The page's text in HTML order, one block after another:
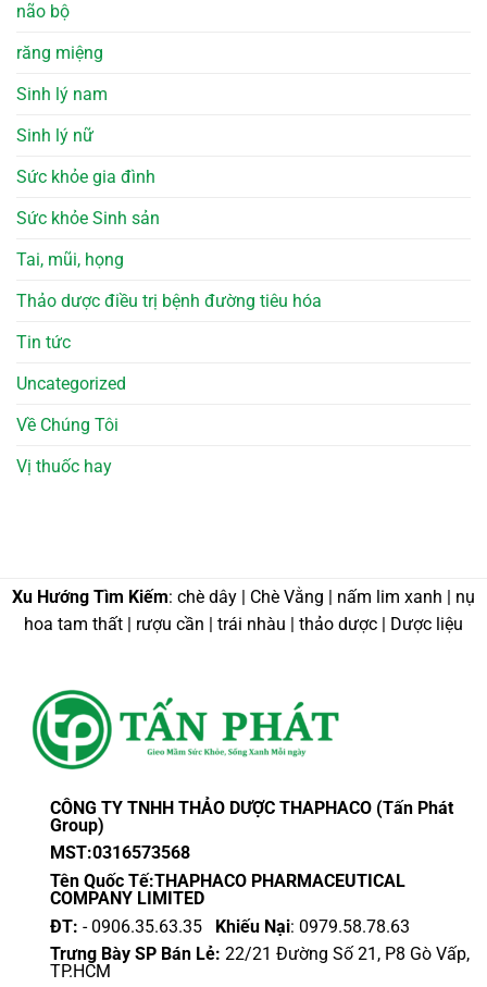
não bộ
răng miệng
Sinh lý nam
Sinh lý nữ
Sức khỏe gia đình
Sức khỏe Sinh sản
Tai, mũi, họng
Thảo dược điều trị bệnh đường tiêu hóa
Tin tức
Uncategorized
Về Chúng Tôi
Vị thuốc hay
Xu Hướng Tìm Kiếm: chè dây | Chè Vằng | nấm lim xanh | nụ
hoa tam thất | rượu cần | trái nhàu | thảo dược | Dược liệu
CÔNG TY TNHH THẢO DƯỢC THAPHACO (Tấn Phát
Group)
MST:0316573568
Tên Quốc Tế:THAPHACO PHARMACEUTICAL
COMPANY LIMITED
ĐT: - 0906.35.63.35 Khiếu Nại: 0979.58.78.63
Trưng Bày SP Bán Lẻ: 22/21 Đường Số 21, P8 Gò Vấp,
TP.HCM